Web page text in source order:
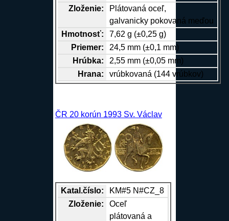
Zloženie:
Plátovaná oceľ,
galvanicky pokovaná meďou
Hmotnosť:
7,62 g (±0,25 g)
Priemer:
24,5 mm (±0,1 mm)
Hrúbka:
2,55 mm (±0,05 mm)
Hrana: vrúbkovaná (144 vrúbkov)
ČR 20 korún 1993 Sv. Václav
Katal.číslo:
KM#5 N#CZ_8
Zloženie:
Oceľ
plátovaná a